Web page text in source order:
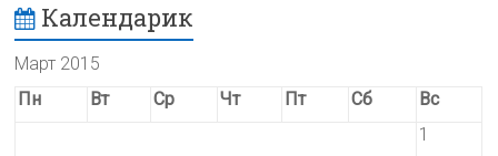
Календарик
Март 2015
Пн
Вт Ср Чт Пт Сб
Вс
1